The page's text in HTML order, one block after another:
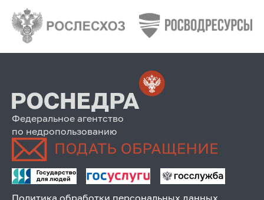
Федеральное агентство
по недропользованию
Политика обработки персональных данных